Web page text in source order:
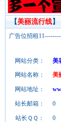
【美丽流行线】
广告位招租
网站分类：
美
网站名称：
美
网站地址：
站长邮箱： 0
站长ＱＱ： 0